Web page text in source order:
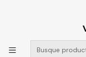
POR SISTEMA FRONTAL
MUCHAS GRACIAS +569
Inicio Catálogo
AMORTIGUADOR EN